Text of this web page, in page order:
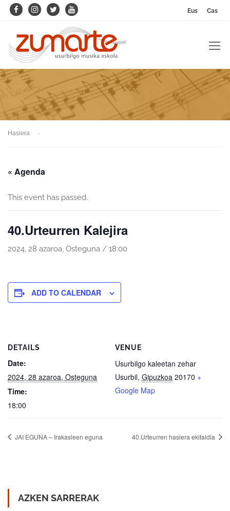
Eus Cas
Hasiera
« Agenda
This event has passed.
40.Urteurren Kalejira
2024, 28 azaroa, Osteguna / 18:00
ADD TO CALENDAR
DETAILS
Date:
2024, 28 azaroa, Osteguna
Time:
18:00
VENUE
Usurbilgo kaleetan zehar
Usurbil, Gipuzkoa 20170 +
Google Map
JAI EGUNA – Irakasleen eguna 40.Urteurren hasiera ekitaldia
AZKEN SARRERAK